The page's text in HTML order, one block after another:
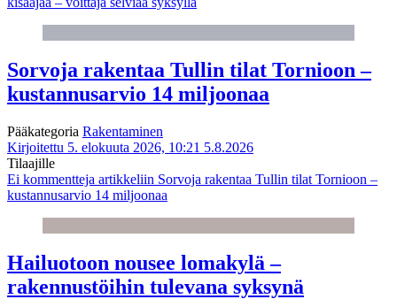
Sorvoja rakentaa Tullin tilat Tornioon –
kustannusarvio 14 miljoonaa
Pääkategoria Rakentaminen
Kirjoitettu 5. elokuuta 2026, 10:21 5.8.2026
Tilaajille
Ei kommentteja artikkeliin Sorvoja rakentaa Tullin tilat Tornioon –
kustannusarvio 14 miljoonaa
Hailuotoon nousee lomakylä –
rakennustöihin tulevana syksynä